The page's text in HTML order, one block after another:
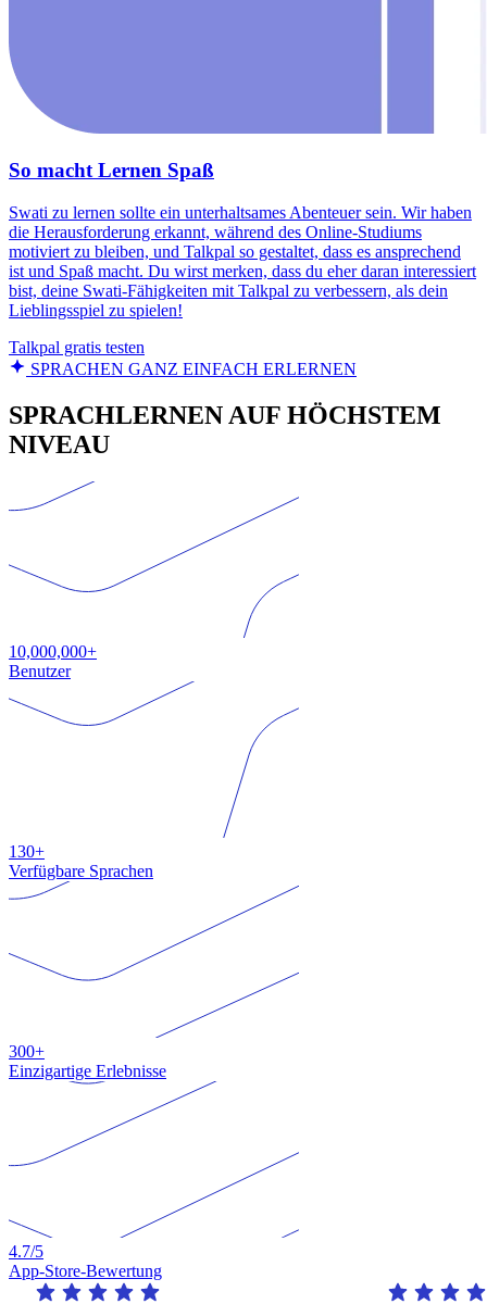
So macht Lernen Spaß
Swati zu lernen sollte ein unterhaltsames Abenteuer sein. Wir haben
die Herausforderung erkannt, während des Online-Studiums
motiviert zu bleiben, und Talkpal so gestaltet, dass es ansprechend
ist und Spaß macht. Du wirst merken, dass du eher daran interessiert
bist, deine Swati-Fähigkeiten mit Talkpal zu verbessern, als dein
Lieblingsspiel zu spielen!
Talkpal gratis testen
SPRACHEN GANZ EINFACH ERLERNEN
SPRACHLERNEN AUF HÖCHSTEM
NIVEAU
10,000,000+
Benutzer
130+
Verfügbare Sprachen
300+
Einzigartige Erlebnisse
4.7/5
App-Store-Bewertung